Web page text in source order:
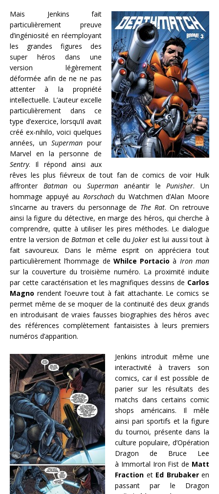
Mais Jenkins fait
particulièrement preuve
d’ingéniosité en réemployant
les grandes figures des
super héros dans une
version légèrement
déformée afin de ne ne pas
attenter à la propriété
intellectuelle. L’auteur excelle
particulièrement dans ce
type d’exercice, lorsqu’il avait
créé ex-nihilo, voici quelques
années, un Superman pour
Marvel en la personne de
Sentry. Il répond ainsi aux
rêves les plus fiévreux de tout fan de comics de voir Hulk
affronter Batmanou Supermananéantir lePunisher. Un
hommage appuyé au Rorschachdu Watchmen d’Alan Moore
s’incarne au travers du personnage de The Rat. On retrouve
ainsi la figure du détective, en marge des héros, qui cherche à
comprendre, quitte à utiliser les pires méthodes. Le dialogue
entre la version deBatman et celle duJoker est lui aussi tout à
fait savoureux. Dans le même esprit on appréciera tout
particulièrement l’hommage de Whilce Portacio à Iron man
sur la couverture du troisième numéro. La proximité induite
par cette caractérisation et les magnifiques dessins de Carlos
Magno rendent l’oeuvre tout à fait attachante. Le comics se
permet même de se moquer de la continuité des deux grands
en introduisant de vraies fausses biographies des héros avec
des références complètement fantaisistes à leurs premiers
numéros d’apparition.
Jenkins introduit même une
interactivité à travers son
comics, car il est possible de
parier sur les résultats des
matchs dans certains comic
shops américains. Il mêle
ainsi pari sportifs et la figure
du tournoi, présente dans la
culture populaire, d’Opération
Dragon de Bruce Lee
à Immortal Iron Fist de Matt
Fraction et Ed Brubakeren
passant par le Dragon